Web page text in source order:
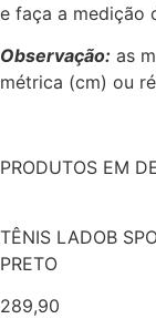
e faça a medição
Observação: as
métrica (cm) ou
PRODUTOS EM
TÊNIS LADOB
PRETO
289,90